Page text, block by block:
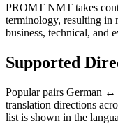
PROMT NMT takes
terminology, resulting in
business, technical, and
Supported
Popular pairs German ↔
translation directions
list is shown in the